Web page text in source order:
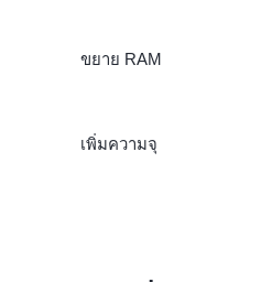
ขยาย RAM
เพิ่มความจุ